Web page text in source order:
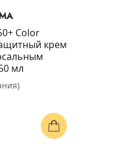
Color
крем
мл